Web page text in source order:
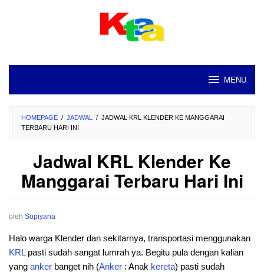
MENU
HOMEPAGE / JADWAL / JADWAL KRL KLENDER KE MANGGARAI
TERBARU HARI INI
Jadwal KRL Klender Ke
Manggarai Terbaru Hari Ini
oleh Sopiyana
Halo warga Klender dan sekitarnya, transportasi menggunakan
KRL pasti sudah sangat lumrah ya. Begitu pula dengan kalian
yang anker banget nih (Anker : Anak kereta) pasti sudah